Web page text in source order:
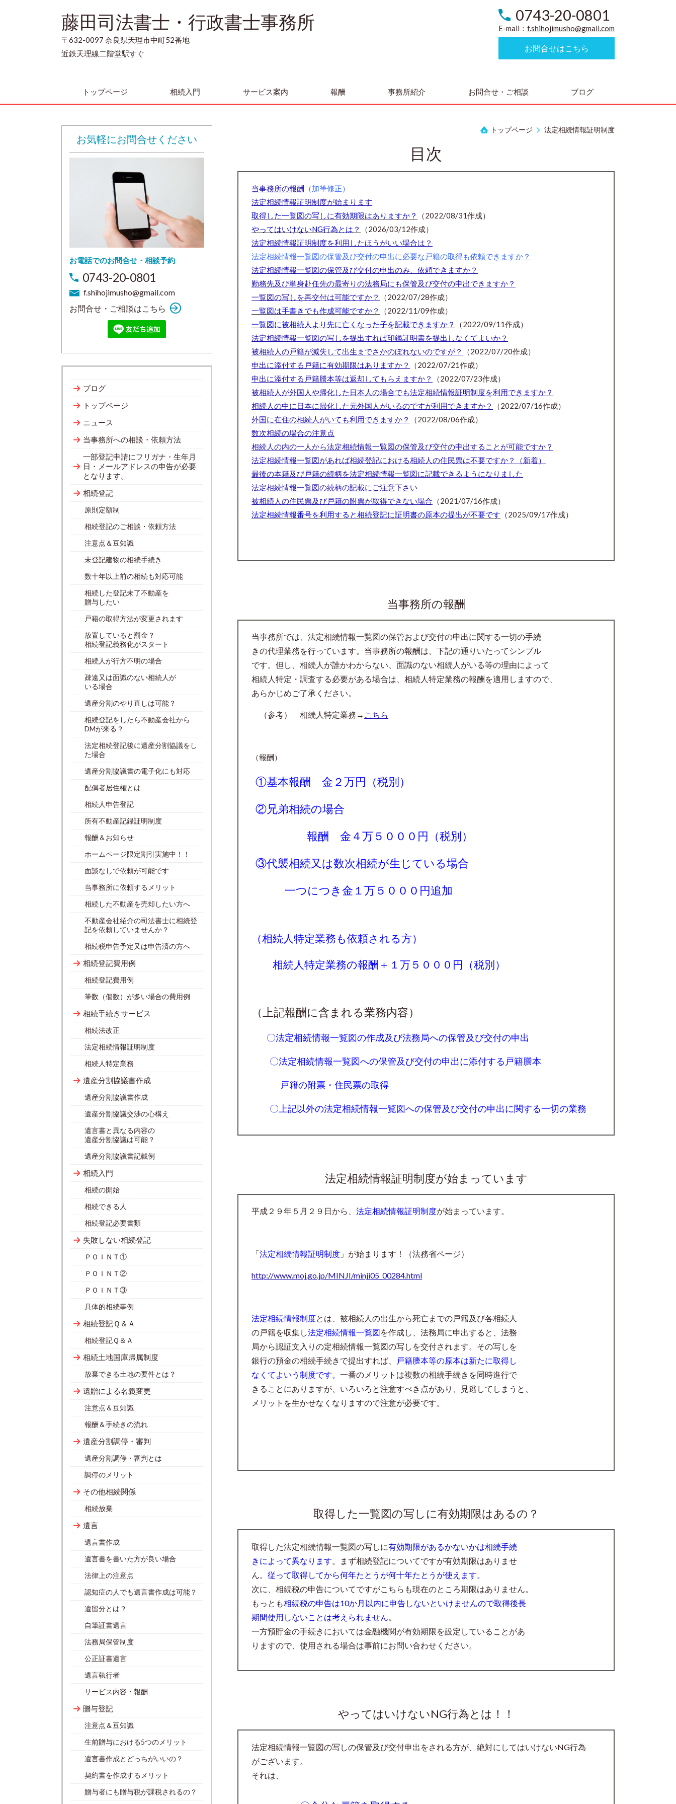
藤田司法書士・行政書士事務所
〒632-0097 奈良県天理市中町52番地
近鉄天理線二階堂駅すぐ
0743-20-0801
E-mail： f.shihojimusho@gmail.com
お問合せはこちら
トップページ 相続入門 サービス案内 報酬 事務所紹介 お問合せ・ご相談 ブログ
トップページ 法定相続情報証明制度
目次
当事務所の報酬 （加筆修正）
法定相続情報証明制度が始まります
取得した一覧図の写しに有効期限はありますか？
（2022/08/31作成）
やってはいけないNG行為とは？
（2026/03/12作成）
法定相続情報証明制度を利用したほうがいい場合は？
法定相続情報一覧図の保管及び交付の申出に必要な戸籍の取得も依頼できますか？
法定相続情報一覧図の保管及び交付の申出のみ、依頼できますか？
勤務先及び単身赴任先の最寄りの法務局にも保管及び交付の申出できますか？
一覧図の写しを再交付は可能ですか？
（2022/07/28作成）
一覧図は手書きでも作成可能ですか？
（2022/11/09作成）
一覧図に被相続人より先に亡くなった子を記載できますか？
（2022/09/11作成）
法定相続情報一覧図の写しを提出すれば印鑑証明書を提出しなくてよいか？
被相続人の戸籍が滅失して出生までさかのぼれないのですが？
（2022/07/20作成）
申出に添付する戸籍に有効期限はありますか？
（2022/07/21作成）
申出に添付する戸籍謄本等は返却してもらえますか？
（2022/07/23作成）
被相続人が外国人や帰化した日本人の場合でも法定相続情報証明制度を利用できますか？
相続人の中に日本に帰化した元外国人がいるのですが利用できますか？
（2022/07/16作成）
外国に在住の相続人がいても利用できますか？
（2022/08/06作成）
数次相続の場合の注意点
相続人の内の一人から法定相続情報一覧図の保管及び交付の申出することが可能ですか？
法定相続情報一覧図があれば相続登記における相続人の住民票は不要ですか？（新着）
最後の本籍及び戸籍の続柄を法定相続情報一覧図に記載できるようになりました
法定相続情報一覧図の続柄の記載にご注意下さい
被相続人の住民票及び戸籍の附票が取得できない場合 （2021/07/16作成）
法定相続情報番号を利用すると相続登記に証明書の原本の提出が不要です （2025/09/17作成）
当事務所の報酬
当事務所では、法定相続情報一覧図の保管および交付の申出に関する一切の手続
きの代理業務を行っています。当事務所の報酬は、下記の通りいたってシンプル
です。但し、相続人が誰かわからない、面識のない相続人がいる等の理由によって
相続人特定・調査する必要がある場合は、相続人特定業務の報酬を適用しますので、
あらかじめご了承ください。
（参考） 相続人特定業務→ こちら
（報酬）
①基本報酬 金２万円（税別）
②兄弟相続の場合
報酬 金４万５０００円（税別）
③代襲相続又は数次相続が生じている場合
一つにつき金１万５０００円追加
（相続人特定業務も依頼される方）
相続人特定業務の報酬＋１万５０００円（税別）
（上記報酬に含まれる業務内容）
〇法定相続情報一覧図の作成及び法務局への保管及び交付の申出
〇法定相続情報一覧図への保管及び交付の申出に添付する戸籍謄本
戸籍の附票・住民票の取得
〇上記以外の法定相続情報一覧図への保管及び交付の申出に関する一切の業務
法定相続情報証明制度が始まっています
平成２９年５月２９日から、法定相続情報証明制度が始まっています。
「法定相続情報証明制度 」が始まります！（法務省ページ）
http://www.moj.go.jp/MINJI/minji05_00284.html
法定相続情報制度とは、被相続人の出生から死亡までの戸籍及び各相続人
の戸籍を収集し法定相続情報一覧図を作成し、法務局に申出すると、法務
局から認証文入りの定相続情報一覧図の写しを交付されます。その写しを
銀行の預金の相続手続き で提出すれば、
戸籍謄本等の原本は新たに取得し
なくてよいう制度です。一番のメリットは複数の相続手続きを同時進行で
きることにありますが、いろいろと注意すべき点があり、見逃してしまうと、
メリットを生かせなくなりますので注意が必要です。
取得した一覧図の写しに有効期限はあるの？
取得した法定相続情報一覧図の写しに有効期限があるかないかは相続手続
きによって異なります。まず相続登記についてですが有効期限はありませ
ん。従って取得してから何年たとうが何十年たとうが使えます。
次に、相続税の申告についてですがこちらも現在のところ期限はありません。
もっとも相続税の申告は10か月以内に申告しないといけませんので取得後長
期間使用しないことは考えられません。
一方預貯金の手続きにおいては金融機関が有効期限を設定していることがあ
りますので、使用される場合は事前にお問い合わせください。
やってはいけないNG行為とは！！
法定相続情報一覧図の写しの保管及び交付申出をされる方が、絶対にしてはいけないNG行為
がございます。
それは、
お気軽にお問合せください
お電話でのお問合せ・相談予約
0743-20-0801
f.shihojimusho@gmail.com
お問合せ・ご相談はこちら
ブログ
トップページ
ニュース
当事務所への相談・依頼方法
一部登記申請にフリガナ・生年月
日・メールアドレスの申告が必要
となります。
相続登記
原則定額制
相続登記のご相談・依頼方法
注意点＆豆知識
未登記建物の相続手続き
数十年以上前の相続も対応可能
相続した登記未了不動産を
贈与したい
戸籍の取得方法が変更されます
放置していると罰金？
相続登記義務化がスタート
相続人が行方不明の場合
疎遠又は面識のない相続人が
いる場合
遺産分割のやり直しは可能？
相続登記をしたら不動産会社から
DMが来る？
法定相続登記後に遺産分割協議をし
た場合
遺産分割協議書の電子化にも対応
配偶者居住権とは
相続人申告登記
所有不動産記録証明制度
報酬＆お知らせ
ホームページ限定割引実施中！！
面談なしで依頼が可能です
当事務所に依頼するメリット
相続した不動産を売却したい方へ
不動産会社紹介の司法書士に相続登
記を依頼していませんか？
相続税申告予定又は申告済の方へ
相続登記費用例
相続登記費用例
筆数（個数）が多い場合の費用例
相続手続きサービス
相続法改正
法定相続情報証明制度
相続人特定業務
遺産分割協議書作成
遺産分割協議書作成
遺産分割協議交渉の心構え
遺言書と異なる内容の
遺産分割協議は可能？
遺産分割協議書記載例
相続入門
相続の開始
相続できる人
相続登記必要書類
失敗しない相続登記
ＰＯＩＮＴ①
ＰＯＩＮＴ②
ＰＯＩＮＴ③
具体的相続事例
相続登記Ｑ＆Ａ
相続登記Ｑ＆Ａ
相続土地国庫帰属制度
放棄できる土地の要件とは？
遺贈による名義変更
注意点＆豆知識
報酬＆手続きの流れ
遺産分割調停・審判
遺産分割調停・審判とは
調停のメリット
その他相続関係
相続放棄
遺言
遺言書作成
遺言書を書いた方が良い場合
法律上の注意点
認知症の人でも遺言書作成は可能？
遺留分とは？
自筆証書遺言
法務局保管制度
公正証書遺言
遺言執行者
サービス内容・報酬
贈与登記
注意点＆豆知識
生前贈与における5つのメリット
遺言書作成とどっちがいいの？
契約書を作成するメリット
贈与者にも贈与税が課税されるの？